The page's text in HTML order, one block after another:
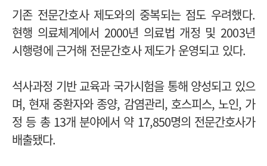
기존 전문간호사 제도와의 중복되는 점도 우려했다.
현행 의료체계에서 2000년 의료법 개정 및 2003년
시행령에 근거해 전문간호사 제도가 운영되고 있다.
석사과정 기반 교육과 국가시험을 통해 양성되고 있으
며, 현재 중환자와 종양, 감염관리, 호스피스, 노인, 가
정 등 총 13개 분야에서 약 17,850명의 전문간호사가
배출됐다.